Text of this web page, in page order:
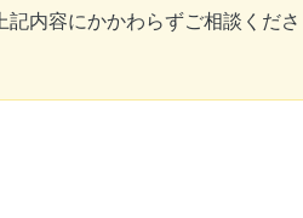
内容にかかわらずご相談くださ